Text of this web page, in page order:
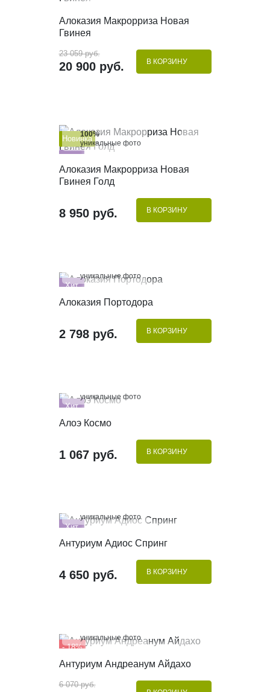
КУПИТЬ В 1 КЛИК
Алоказия Макрорриза Новая
Гвинея
23 059 руб.
20 900 руб. В КОРЗИНУ
Новинка
100%
уникальные фото
КУПИТЬ В 1 КЛИК
Алоказия Макрорриза Новая
Гвинея Голд
8 950 руб. В КОРЗИНУ
Хит
уникальные фото
Алоказия Портодора
2 798 руб. В КОРЗИНУ
Хит
уникальные фото
Алоэ Космо
1 067 руб. В КОРЗИНУ
Хит
уникальные фото
Антуриум Адиос Спринг
4 650 руб. В КОРЗИНУ
- 18%
уникальные фото
Антуриум Андреанум Айдахо
6 070 руб.